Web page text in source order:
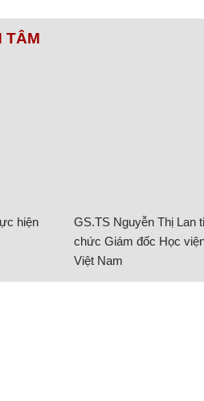
TÂM
hiện
GS.TS Nguyễn Thị Lan
chức Giám đốc Học
Việt Nam